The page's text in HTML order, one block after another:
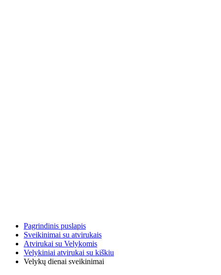
Pagrindinis puslapis
Sveikinimai su atvirukais
Atvirukai su Velykomis
Velykiniai atvirukai su kiškiu
Velykų dienai sveikinimai